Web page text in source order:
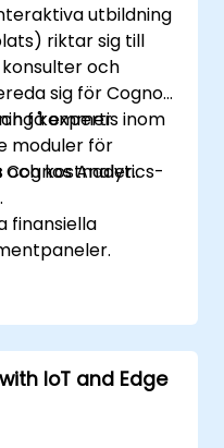
utbildning
riktar sig till
och
sig för Cognos
få expertis inom
moduler för
och kostnader..
kommer
Analytics-
finansiella
IoT and Edge